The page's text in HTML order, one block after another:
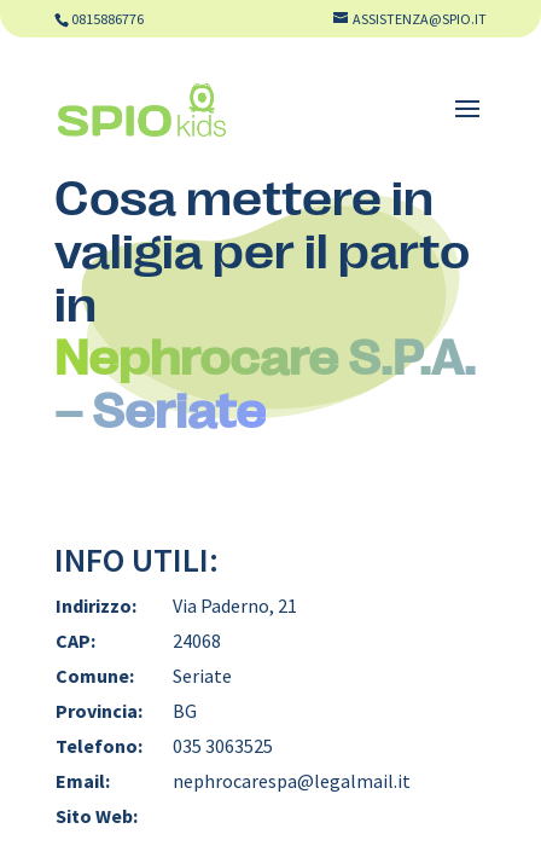
0815886776 ASSISTENZA@SPIO.IT
Cosa mettere in
valigia per il parto
in
Nephrocare S.P.A.
– Seriate
INFO UTILI:
Indirizzo:
Via Paderno, 21
CAP:
24068
Comune:
Seriate
Provincia:
BG
Telefono:
035 3063525
Email:
nephrocarespa@legalmail.it
Sito Web: